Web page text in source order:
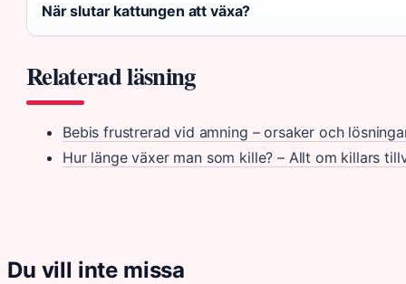
När slutar kattungen att växa?
Relaterad läsning
Bebis frustrerad vid amning – orsaker och
Hur länge växer man som kille? – Allt om killars
Du vill inte missa